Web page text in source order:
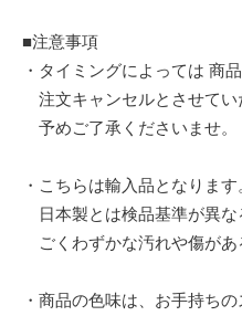
■注意事項
・タイミングによっては 商
注文キャンセルとさせてい
予めご了承くださいませ。
・こちらは輸入品となります
日本製とは検品基準が異な
ごくわずかな汚れや傷があ
・商品の色味は、お手持ち